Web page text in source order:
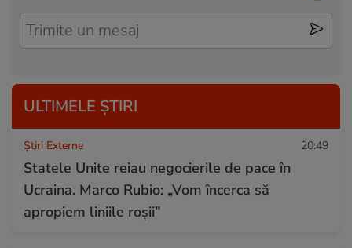
ULTIMELE ȘTIRI
Știri Externe 20:49
Statele Unite reiau negocierile de pace în
Ucraina. Marco Rubio: „Vom încerca să
apropiem liniile roșii”